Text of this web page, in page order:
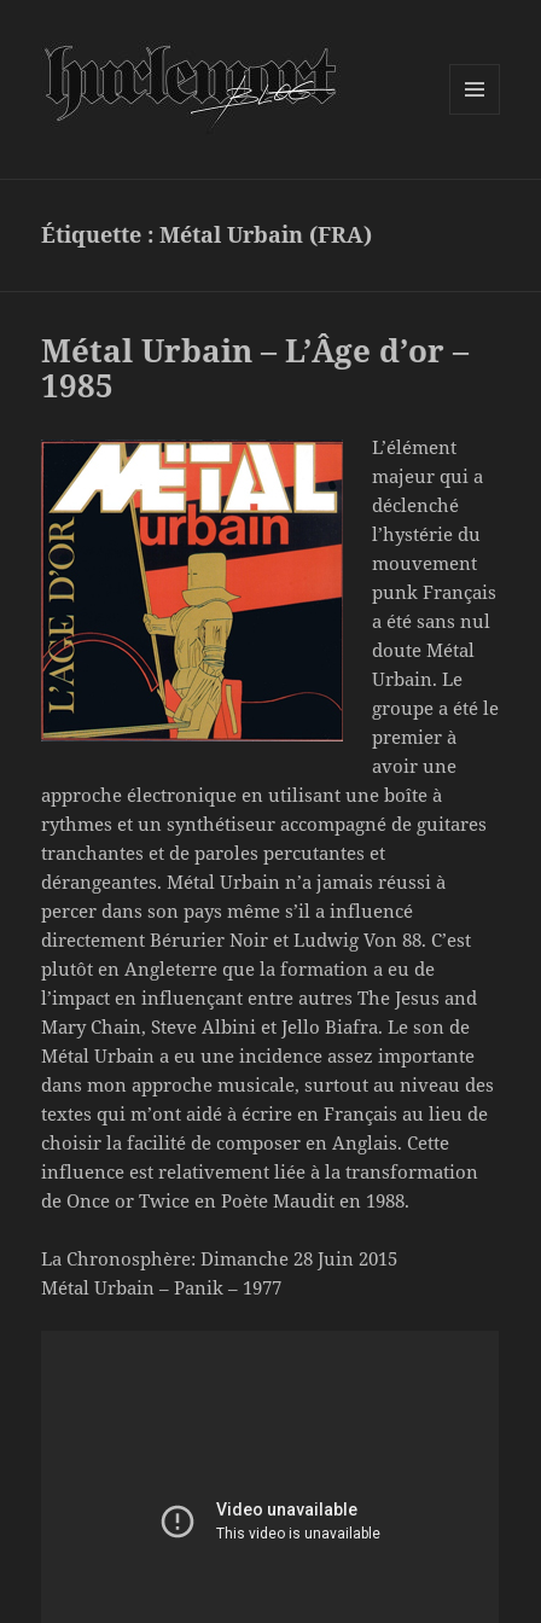
Étiquette :Métal Urbain (FRA)
Métal Urbain – L’Âge d’or –
1985
L’élément
majeur qui a
déclenché
l’hystérie du
mouvement
punk Français
a été sans nul
doute Métal
Urbain. Le
groupe a été le
premier à
avoir une
approche électronique en utilisant une boîte à
rythmes et un synthétiseur accompagné de guitares
tranchantes et de paroles percutantes et
dérangeantes. Métal Urbain n’a jamais réussi à
percer dans son pays même s’il a influencé
directement Bérurier Noir et Ludwig Von 88. C’est
plutôt en Angleterre que la formation a eu de
l’impact en influençant entre autres The Jesus and
Mary Chain, Steve Albini et Jello Biafra. Le son de
Métal Urbain a eu une incidence assez importante
dans mon approche musicale, surtout au niveau des
textes qui m’ont aidé à écrire en Français au lieu de
choisir la facilité de composer en Anglais. Cette
influence est relativement liée à la transformation
de Once or Twice en Poète Maudit en 1988.
La Chronosphère: Dimanche 28 Juin 2015
Métal Urbain – Panik – 1977